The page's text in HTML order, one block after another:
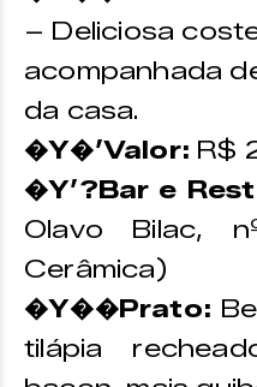
– Deliciosa
acompanhada
da casa.
�Y�’Valor: R$
�Y’?Bar e
Olavo Bilac,
Cerâmica)
�Y��Prato:
tilápia